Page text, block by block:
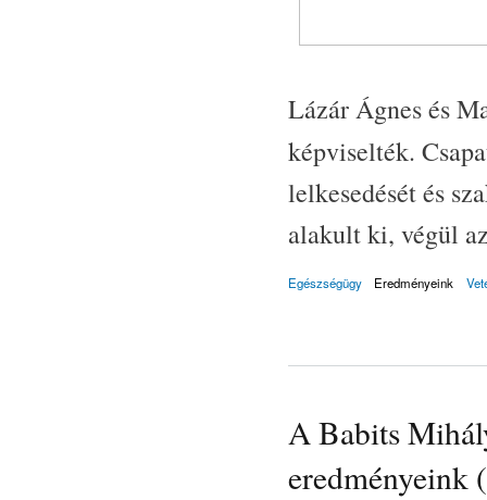
Lázár Ágnes és
képviselték.
lelkesedését és
alakult ki, végül
Egészségügy Eredményeink
A Babits
eredményeink